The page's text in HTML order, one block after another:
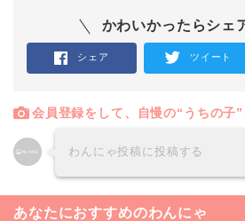
かわいかったらシェ
シェア ツイート
会員登録をして、自慢の“うちの子”
わんにゃ投稿に投稿する
あなたにおすすめのわんにゃ